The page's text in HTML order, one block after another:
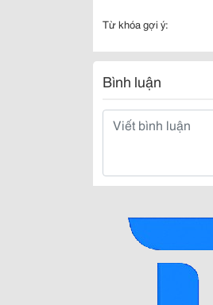
Từ khóa gợi ý:
Bình luận